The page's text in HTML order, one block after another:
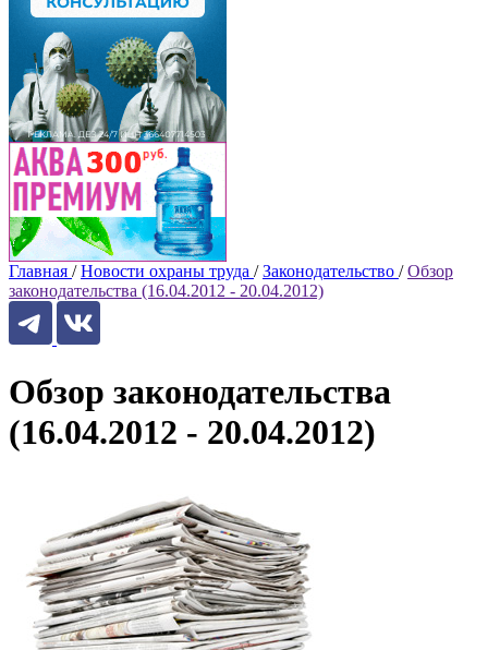
Главная / Новости охраны труда / Законодательство / Обзор
законодательства (16.04.2012 - 20.04.2012)
Обзор законодательства
(16.04.2012 - 20.04.2012)